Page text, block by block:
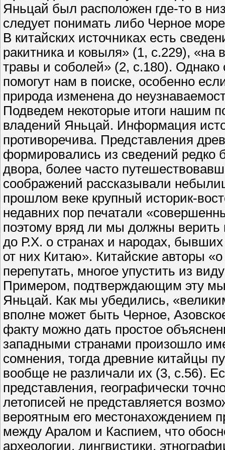
Яньцай был расположен где-то в
следует понимать либо Черное
В китайских источниках есть
ракитника и ковыля» (1, с.229), «на
травы и соболей» (2, с.180). Однако
помогут нам в поиске, особенно
природа изменена до
Подведем некоторые итоги нашим
владений Яньцай. Информация
противоречива. Представления
формировались из сведений редко
двора, более часто
соображений рассказывали
прошлом веке крупный историк-
недавних пор печатали
поэтому вряд ли мы должны верить
до Р.Х. о странах и народах,
от них Китаю». Китайские авторы
перепутать, многое упустить из
Примером, подтверждающим эту
Яньцай. Как мы убедились,
вполне может быть Черное,
факту можно дать простое
западными странами произошло
сомнения, тогда древние китайцы
вообще не различали их (3, с.56).
представления, географически
летописей не представляется
вероятным его местонахождением
между Аралом и Каспием, что
археологии, лингвистики,